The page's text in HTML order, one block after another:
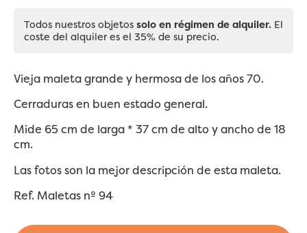
Todos nuestros objetos solo en régimen de alquiler. El
coste del alquiler es el 35% de su precio.
Vieja maleta grande y hermosa de los años 70.
Cerraduras en buen estado general.
Mide 65 cm de larga * 37 cm de alto y ancho de 18
cm.
Las fotos son la mejor descripción de esta maleta.
Ref. Maletas nº 94